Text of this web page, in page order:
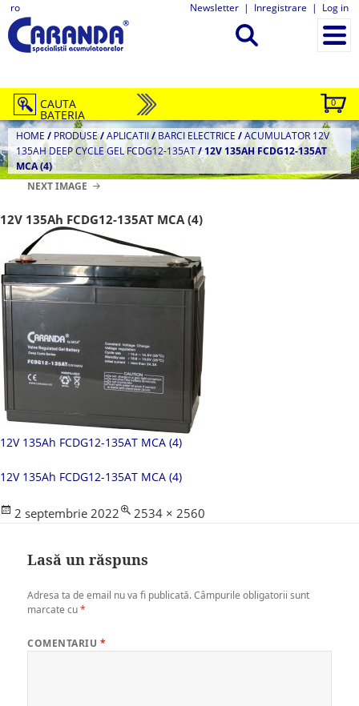
ro Newsletter | Inregistrare | Log in
0
CAUTA
BATERIA
HOME / PRODUSE/APLICATII/BARCI ELECTRICE /ACUMULATOR 12V
135AH DEEP CYCLE GEL FCDG12-135AT/12V 135AH FCDG12-135AT
MCA (4)
NEXT IMAGE
12V 135Ah FCDG12-135AT MCA (4)
12V 135Ah FCDG12-135AT MCA (4)
12V 135Ah FCDG12-135AT MCA (4)
Posted
2 septembrie 2022
Full
2534 × 2560
Lasă un răspuns
Adresa ta de email nu va fi publicată. Câmpurile obligatorii sunt
marcate cu*
COMENTARIU *